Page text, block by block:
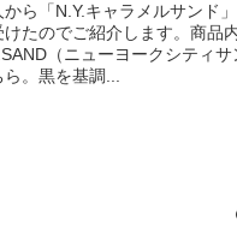
ら「N.Y.キャラメルサンド
たのでご紹介します。商品
（ニューヨークシティ
。黒を基調...